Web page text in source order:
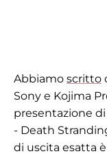
Abbiamo scritto
Sony e Kojima
presentazione
- Death
di uscita esatta